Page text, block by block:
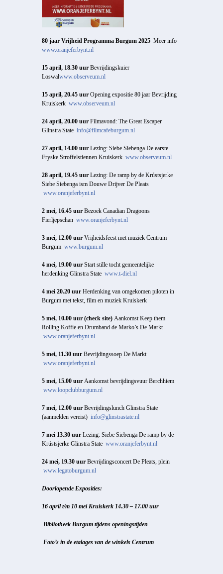
80 jaar Vrijheid Programma Burgum 2025 Meer info
www.oranjeferbynt.nl
15 april, 18.30 uur Bevrijdingskuier
Loswalwww.observeum.nl
15 april, 20.45 uur Opening expositie 80 jaar Bevrijding
Kruiskerk www.observeum.nl
24 april, 20.00 uur Filmavond: The Great Escaper
Glinstra State info@filmcafeburgum.nl
27 april, 14.00 uur Lezing: Siebe Siebenga De earste
Fryske Stroffelstiennen Kruiskerk www.observeum.nl
28 april, 19.45 uur Lezing: De ramp by de Krústsjerke
Siebe Siebenga ism Douwe Drijver De Pleats
www.oranjeferbynt.nl
2 mei, 16.45 uur Bezoek Canadian Dragoons
Fierljepschan www.oranjeferbynt.nl
3 mei, 12.00 uur Vrijheidsfeest met muziek Centrum
Burgum www.burgum.nl
4 mei, 19.00 uur Start stille tocht gemeentelijke
herdenking Glinstra State www.t-diel.nl
4 mei 20.20 uur Herdenking van omgekomen piloten in
Burgum met tekst, film en muziek Kruiskerk
5 mei, 10.00 uur (check site) Aankomst Keep them
Rolling Koffie en Drumband de Marko’s De Markt
www.oranjeferbynt.nl
5 mei, 11.30 uur Bevrijdingssoep De Markt
www.oranjeferbynt.nl
5 mei, 15.00 uur Aankomst bevrijdingsvuur Berchhiem
www.loopclubburgum.nl
7 mei, 12.00 uur Bevrijdingslunch Glinstra State
(aanmelden vereist) info@glinstrastate.nl
7 mei 13.30 uur Lezing: Siebe Siebenga De ramp by de
Krústsjerke Glinstra State www.oranjeferbynt.nl
24 mei, 19.30 uur Bevrijdingsconcert De Pleats, plein
www.legatoburgum.nl
Doorlopende Exposities:
16 april t/m 10 meiKruiskerk 14.30 – 17.00 uur
Bibliotheek Burgum tijdens openingstijden
Foto’s in de etalages van de winkels Centrum